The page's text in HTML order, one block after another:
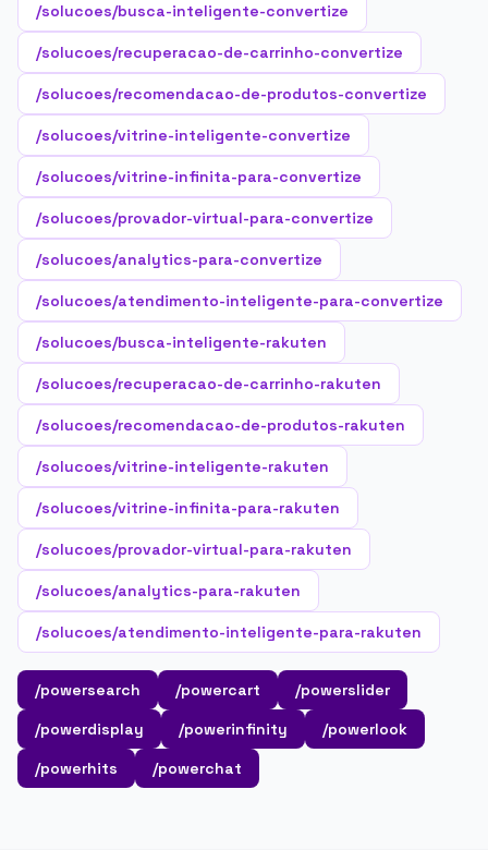
/solucoes/busca-inteligente-convertize
/solucoes/recuperacao-de-carrinho-convertize
/solucoes/recomendacao-de-produtos-convertize
/solucoes/vitrine-inteligente-convertize
/solucoes/vitrine-infinita-para-convertize
/solucoes/provador-virtual-para-convertize
/solucoes/analytics-para-convertize
/solucoes/atendimento-inteligente-para-convertize
/solucoes/busca-inteligente-rakuten
/solucoes/recuperacao-de-carrinho-rakuten
/solucoes/recomendacao-de-produtos-rakuten
/solucoes/vitrine-inteligente-rakuten
/solucoes/vitrine-infinita-para-rakuten
/solucoes/provador-virtual-para-rakuten
/solucoes/analytics-para-rakuten
/solucoes/atendimento-inteligente-para-rakuten
/powersearch /powercart
/powerslider
/powerdisplay
/powerinfinity
/powerlook
/powerhits
/powerchat